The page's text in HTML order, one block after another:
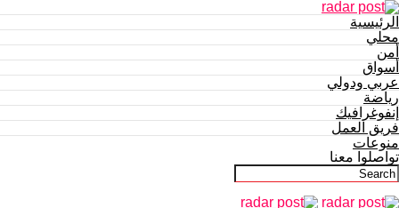
الرئيسية
محلي
أمن
أسواق
عربي ودولي
رياضة
إنفوغرافيك
فريق العمل
منوعات
تواصلوا معنا